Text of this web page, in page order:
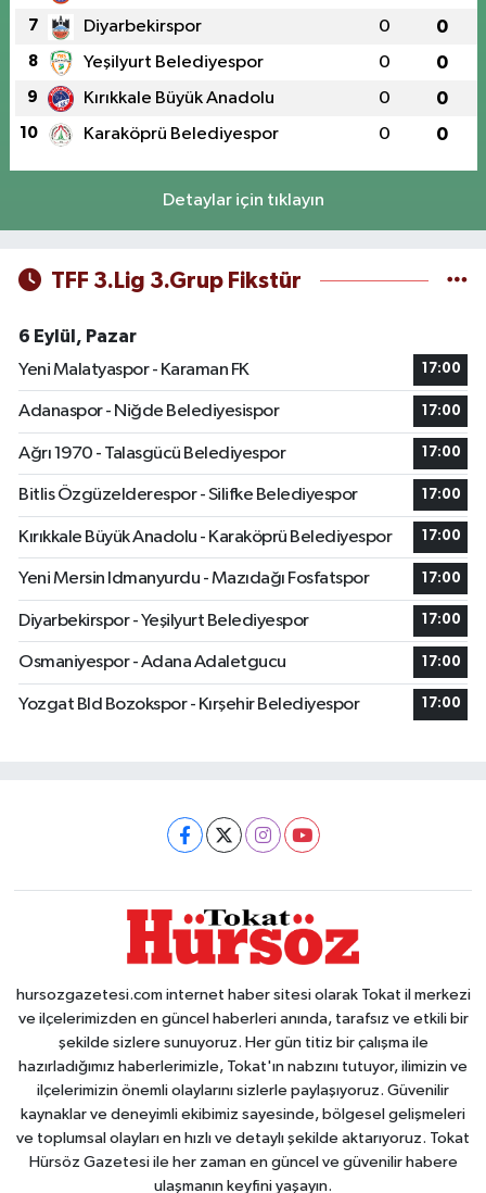
7 Diyarbekirspor 0 0
8 Yeşilyurt Belediyespor 0 0
9 Kırıkkale Büyük Anadolu 0 0
10 Karaköprü Belediyespor 0 0
Detaylar için tıklayın
TFF 3.Lig 3.Grup Fikstür
6 Eylül, Pazar
Yeni Malatyaspor - Karaman FK
17:00
Adanaspor - Niğde Belediyesispor 17:00
Ağrı 1970 - Talasgücü Belediyespor 17:00
Bitlis Özgüzelderespor - Silifke Belediyespor 17:00
Kırıkkale Büyük Anadolu - Karaköprü Belediyespor 17:00
Yeni Mersin Idmanyurdu - Mazıdağı Fosfatspor 17:00
Diyarbekirspor - Yeşilyurt Belediyespor 17:00
Osmaniyespor - Adana Adaletgucu 17:00
Yozgat Bld Bozokspor - Kırşehir Belediyespor 17:00
hursozgazetesi.com internet haber sitesi olarak Tokat il merkezi
ve ilçelerimizden en güncel haberleri anında, tarafsız ve etkili bir
şekilde sizlere sunuyoruz. Her gün titiz bir çalışma ile
hazırladığımız haberlerimizle, Tokat'ın nabzını tutuyor, ilimizin ve
ilçelerimizin önemli olaylarını sizlerle paylaşıyoruz. Güvenilir
kaynaklar ve deneyimli ekibimiz sayesinde, bölgesel gelişmeleri
ve toplumsal olayları en hızlı ve detaylı şekilde aktarıyoruz. Tokat
Hürsöz Gazetesi ile her zaman en güncel ve güvenilir habere
ulaşmanın keyfini yaşayın.